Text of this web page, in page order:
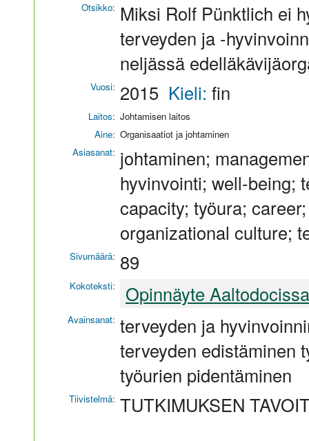
Otsikko: Miksi Rolf Pünktlich ei
terveyden ja -
neljässä
Vuosi: 2015 Kieli: fin
Laitos: Johtamisen laitos
Aine: Organisaatiot ja johtaminen
Asiasanat: johtaminen;
hyvinvointi; well-being;
capacity; työura;
organizational culture;
Sivumäärä: 89
Kokoteksti: Opinnäyte Aaltodocissa
Avainsanat: terveyden ja
terveyden edistäminen
työurien pidentäminen
Tiivistelmä: TUTKIMUKSEN